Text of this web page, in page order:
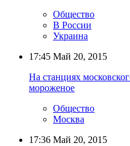
Общество
В России
Украина
17:45 Май 20, 2015
На станциях
мороженое
Общество
Москва
17:36 Май 20, 2015